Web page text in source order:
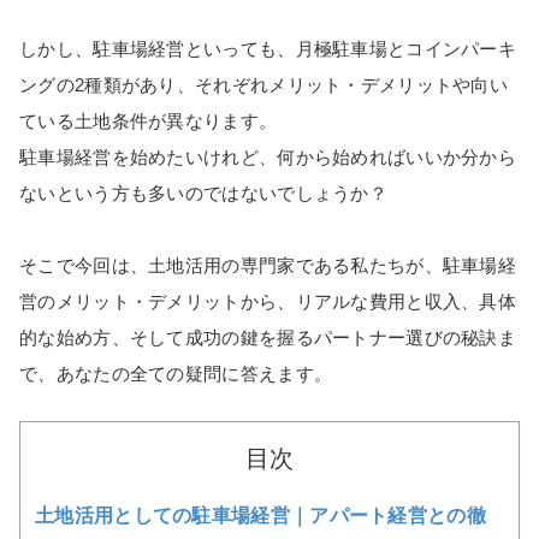
しかし、駐車場経営といっても、月極駐車場とコインパーキ
ングの2種類があり、それぞれメリット・デメリットや向い
ている土地条件が異なります。
駐車場経営を始めたいけれど、何から始めればいいか分から
ないという方も多いのではないでしょうか？
そこで今回は、土地活用の専門家である私たちが、駐車場経
営のメリット・デメリットから、リアルな費用と収入、具体
的な始め方、そして成功の鍵を握るパートナー選びの秘訣ま
で、あなたの全ての疑問に答えます。
目次
土地活用としての駐車場経営｜アパート経営との徹